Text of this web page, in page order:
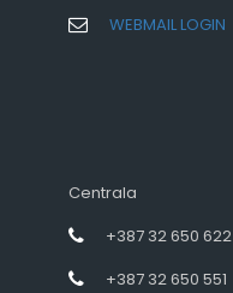
WEBMAIL LOGIN
Centrala
+387 32 650 622
+387 32 650 551